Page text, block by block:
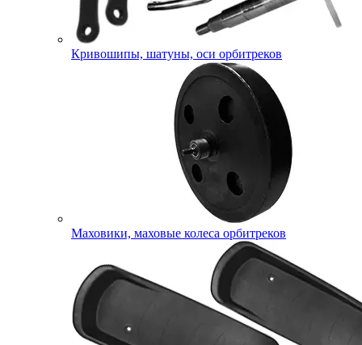
Кривошипы, шатуны, оси орбитреков
Маховики, маховые колеса орбитреков